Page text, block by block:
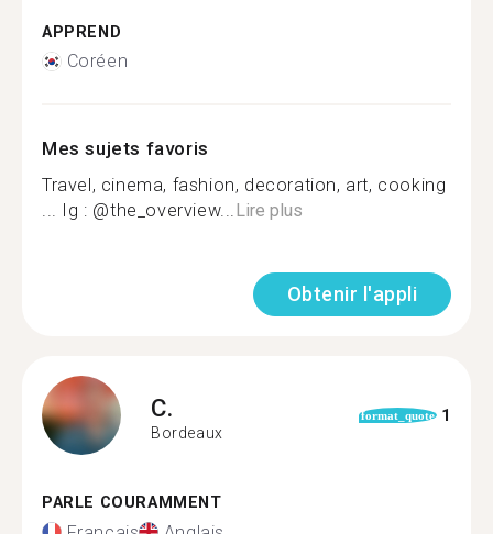
APPREND
Coréen
Mes sujets favoris
Travel, cinema, fashion, decoration, art, cooking
... Ig : @the_overview...Lire plus
Obtenir l'appli
C.
Bordeaux
format_quote 1
PARLE COURAMMENT